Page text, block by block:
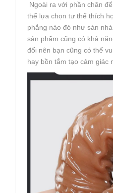
Ngoài ra với phần chân
thể lựa chọn tư thế thích
phẳng nào đó như sàn
sản phẩm cũng có khả
đối nên bạn cũng có thể
hay bồn tắm tạo cảm giác